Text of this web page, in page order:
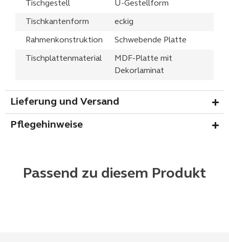
Tischgestell U-Gestellform
Tischkantenform eckig
Rahmenkonstruktion Schwebende Platte
Tischplattenmaterial
MDF-Platte mit
Dekorlaminat
Lieferung und Versand
Pflegehinweise
Passend zu diesem Produkt